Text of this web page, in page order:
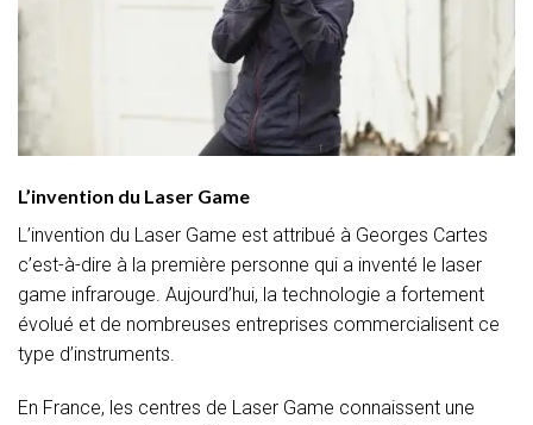
L’invention du Laser Game
L’invention du Laser Game est attribué à Georges Cartes
c’est-à-dire à la première personne qui a inventé le laser
game infrarouge. Aujourd’hui, la technologie a fortement
évolué et de nombreuses entreprises commercialisent ce
type d’instruments.
En France, les centres de Laser Game connaissent une